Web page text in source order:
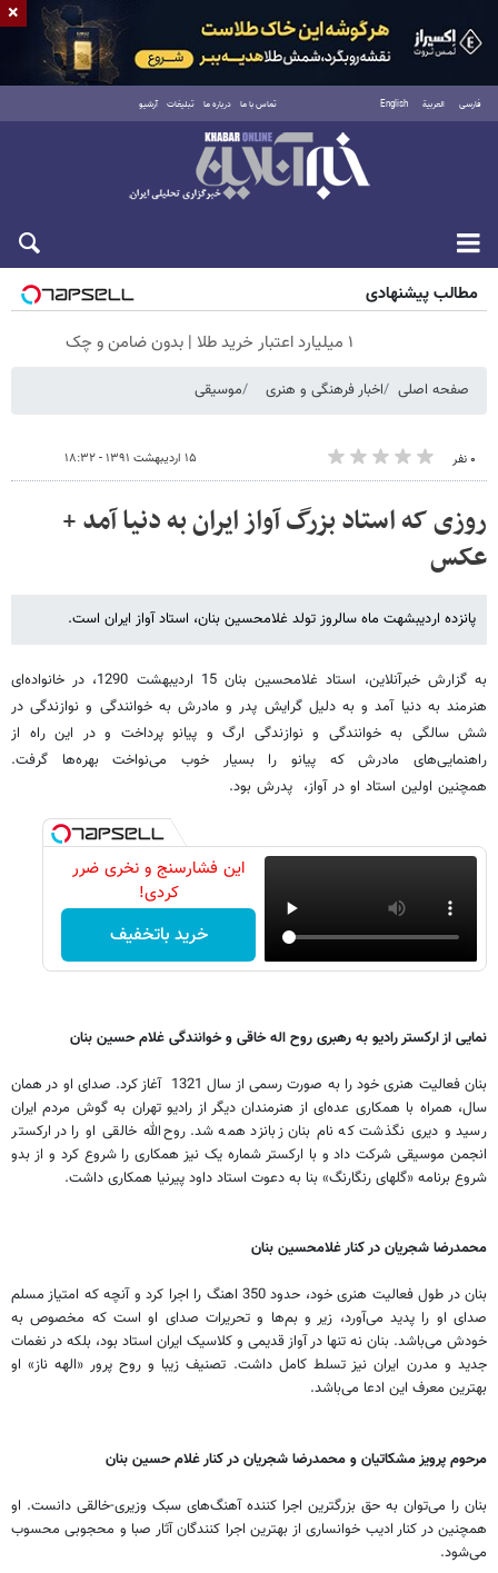
فارسی العربية English تماس با ما درباره ما تبلیغات آرشیو
جمعه ۱۶ مرداد ۱۴۰۵
مطالب پیشنهادی
۱ میلیارد اعتبار خرید طلا | بدون ضامن و چک
صفحه اصلی اخبار فرهنگی و هنری موسیقی
۰ نفر ۱۵ اردیبهشت ۱۳۹۱ - ۱۸:۳۲
روزی که استاد بزرگ آواز ایران به دنیا آمد +
عکس
پانزده اردیبشهت ماه سالروز تولد غلامحسین بنان، استاد آواز ایران است.
به گزارش خبرآنلاین، استاد غلامحسین بنان 15 اردیبهشت 1290، در خانواده‌ای
هنرمند به دنیا آمد و به دلیل گرایش پدر و مادرش به خوانندگی و نوازندگی در
شش سالگی به خوانندگی و نوازندگی ارگ و پیانو پرداخت و در این راه از
راهنمایی‌های مادرش که پیانو را بسیار خوب می‌نواخت بهره‌ها گرفت.
همچنین اولین استاد او در آواز، پدرش بود.
این فشارسنج و نخری ضرر
کردی!
خرید باتخفیف
نمایی از ارکستر رادیو به رهبری روح اله خاقی و خوانندگی غلام حسین بنان
بنان فعالیت هنری خود را به صورت رسمی از سال 1321 آغاز کرد. صدای او در همان
سال، همراه با همکاری عده‌ای از هنرمندان دیگر از رادیو تهران به گوش مردم ایران
رسید و دیری نگذشت که نام بنان زبانزد همه شد. روح‌الله خالقی او را در ارکستر
انجمن موسیقی شرکت داد و با ارکستر شماره یک نیز همکاری را شروع کرد و از بدو
شروع برنامه «گلهای رنگارنگ» بنا به دعوت استاد داود پیرنیا همکاری داشت.
محمدرضا شجریان در کنار غلامحسین بنان
بنان در طول فعالیت هنری خود، حدود 350 اهنگ را اجرا کرد و آنچه که امتیاز مسلم
صدای او را پدید می‌آورد، زیر و بم‌ها و تحریرات صدای او است که مخصوص به
خودش می‌باشد. بنان نه تنها در آواز قدیمی و کلاسیک ایران استاد بود، بلکه در نغمات
جدید و مدرن ایران نیز تسلط کامل داشت. تصنیف زیبا و روح پرور «الهه ناز» او
بهترین معرف این ادعا می‌باشد.
مرحوم پرویز مشکاتیان و محمدرضا شجریان در کنار غلام حسین بنان
بنان را می‌توان به حق بزرگترین اجرا کننده آهنگ‌های سبک وزیری-خالقی دانست. او
همچنین در کنار ادیب خوانساری از بهترین اجرا کنندگان آثار صبا و محجوبی محسوب
می‌شود.
×